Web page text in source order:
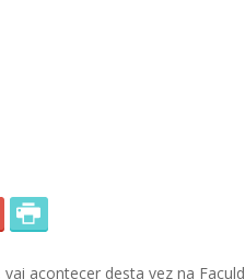
acontecer desta vez na